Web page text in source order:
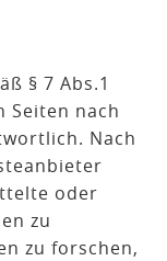
§ 7 Abs.1
Seiten nach
Nach
oder
zu
zu forschen,